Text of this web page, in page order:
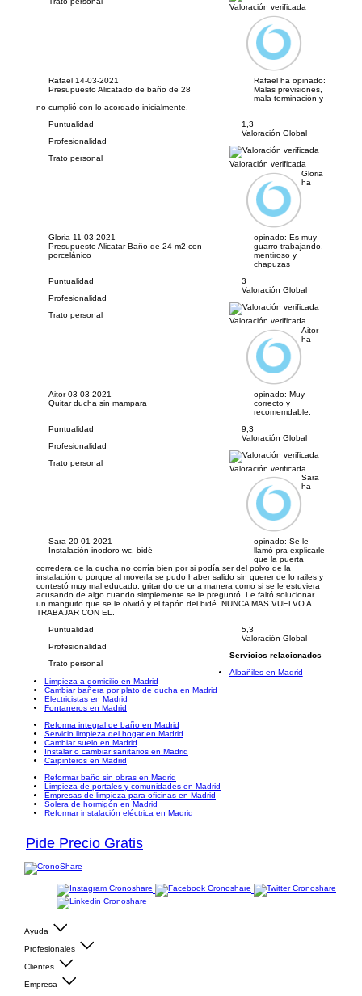
Valoración verificada
Rafael 14-03-2021
Presupuesto Alicatado de baño de 28
Rafael ha opinado:
Malas previsiones,
mala terminación y
no cumplió con lo acordado inicialmente.
Puntualidad
Profesionalidad
Trato personal
1,3
Valoración Global
Valoración verificada
Gloria 11-03-2021
Presupuesto Alicatar Baño de 24 m2 con
porcelánico
Gloria
ha
opinado: Es muy
guarro trabajando,
mentiroso y
chapuzas
Puntualidad
Profesionalidad
Trato personal
3
Valoración Global
Valoración verificada
Aitor03-03-2021
Quitar ducha sin mampara
Aitor
ha
opinado: Muy
correcto y
recomemdable.
Puntualidad
Profesionalidad
Trato personal
9,3
Valoración Global
Valoración verificada
Sara 20-01-2021
Instalación inodoro wc, bidé
Sara
ha
opinado: Se le
llamó pra explicarle
que la puerta
corredera de la ducha no corría bien por si podía ser del polvo de la
instalación o porque al moverla se pudo haber salido sin querer de lo railes y
contestó muy mal educado, gritando de una manera como si se le estuviera
acusando de algo cuando simplemente se le preguntó. Le faltó solucionar
un manguito que se le olvidó y el tapón del bidé. NUNCA MAS VUELVO A
TRABAJAR CON EL.
Puntualidad
Profesionalidad
Trato personal
5,3
Valoración Global
Servicios relacionados
Albañiles en Madrid
Limpieza a domicilio en Madrid
Cambiar bañera por plato de ducha en Madrid
Electricistas en Madrid
Fontaneros en Madrid
Reforma integral de baño en Madrid
Servicio limpieza del hogar en Madrid
Cambiar suelo en Madrid
Instalar o cambiar sanitarios en Madrid
Carpinteros en Madrid
Reformar baño sin obras en Madrid
Limpieza de portales y comunidades en Madrid
Empresas de limpieza para oficinas en Madrid
Solera de hormigón en Madrid
Reformar instalación eléctrica en Madrid
Pide Precio Gratis
Ayuda
Profesionales
Clientes
Empresa